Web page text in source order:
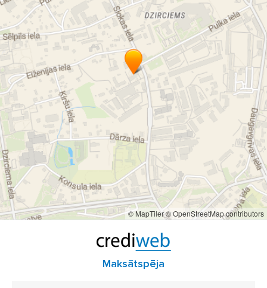
zobārstniecība Pārdaugavā
zobārsts
zobārsts Dzirciemā
zobārsts Iļģuciemā
zobārsts Pārdaugavā
zobārsts Slokas ielā
Rozenbahas zobārstniecība
© MapTiler© OpenStreetMap contributors
Maksātspēja